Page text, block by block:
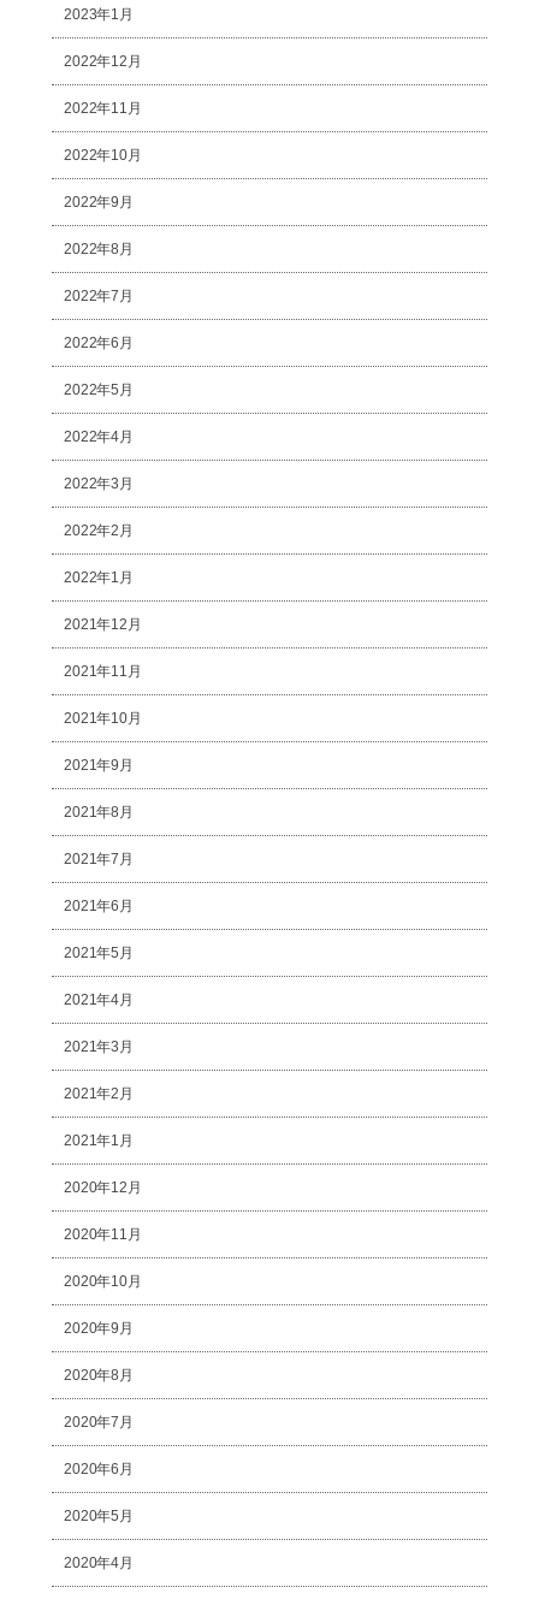
2023年1月
2022年12月
2022年11月
2022年10月
2022年9月
2022年8月
2022年7月
2022年6月
2022年5月
2022年4月
2022年3月
2022年2月
2022年1月
2021年12月
2021年11月
2021年10月
2021年9月
2021年8月
2021年7月
2021年6月
2021年5月
2021年4月
2021年3月
2021年2月
2021年1月
2020年12月
2020年11月
2020年10月
2020年9月
2020年8月
2020年7月
2020年6月
2020年5月
2020年4月